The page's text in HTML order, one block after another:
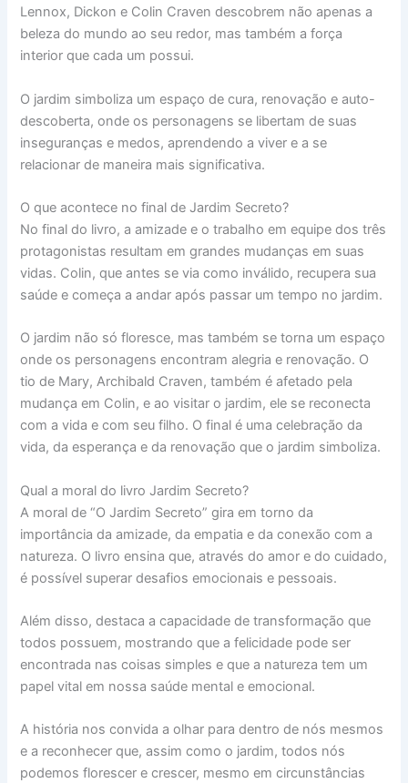
Lennox, Dickon e Colin Craven descobrem não apenas a
beleza do mundo ao seu redor, mas também a força
interior que cada um possui.
O jardim simboliza um espaço de cura, renovação e auto-
descoberta, onde os personagens se libertam de suas
inseguranças e medos, aprendendo a viver e a se
relacionar de maneira mais significativa.
O que acontece no final de Jardim Secreto?
No final do livro, a amizade e o trabalho em equipe dos três
protagonistas resultam em grandes mudanças em suas
vidas. Colin, que antes se via como inválido, recupera sua
saúde e começa a andar após passar um tempo no jardim.
O jardim não só floresce, mas também se torna um espaço
onde os personagens encontram alegria e renovação. O
tio de Mary, Archibald Craven, também é afetado pela
mudança em Colin, e ao visitar o jardim, ele se reconecta
com a vida e com seu filho. O final é uma celebração da
vida, da esperança e da renovação que o jardim simboliza.
Qual a moral do livro Jardim Secreto?
A moral de “O Jardim Secreto” gira em torno da
importância da amizade, da empatia e da conexão com a
natureza. O livro ensina que, através do amor e do cuidado,
é possível superar desafios emocionais e pessoais.
Além disso, destaca a capacidade de transformação que
todos possuem, mostrando que a felicidade pode ser
encontrada nas coisas simples e que a natureza tem um
papel vital em nossa saúde mental e emocional.
A história nos convida a olhar para dentro de nós mesmos
e a reconhecer que, assim como o jardim, todos nós
podemos florescer e crescer, mesmo em circunstâncias